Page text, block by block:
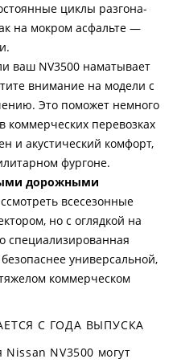
циклы разгона-
на мокром асфальте —
ваш NV3500 наматывает
внимание на модели с
Это поможет немного
коммерческих перевозках
и акустический комфорт,
фургоне.
дорожными
всесезонные
но с оглядкой на
специализированная
универсальной,
коммерческом
С ГОДА ВЫПУСКА
NV3500 могут